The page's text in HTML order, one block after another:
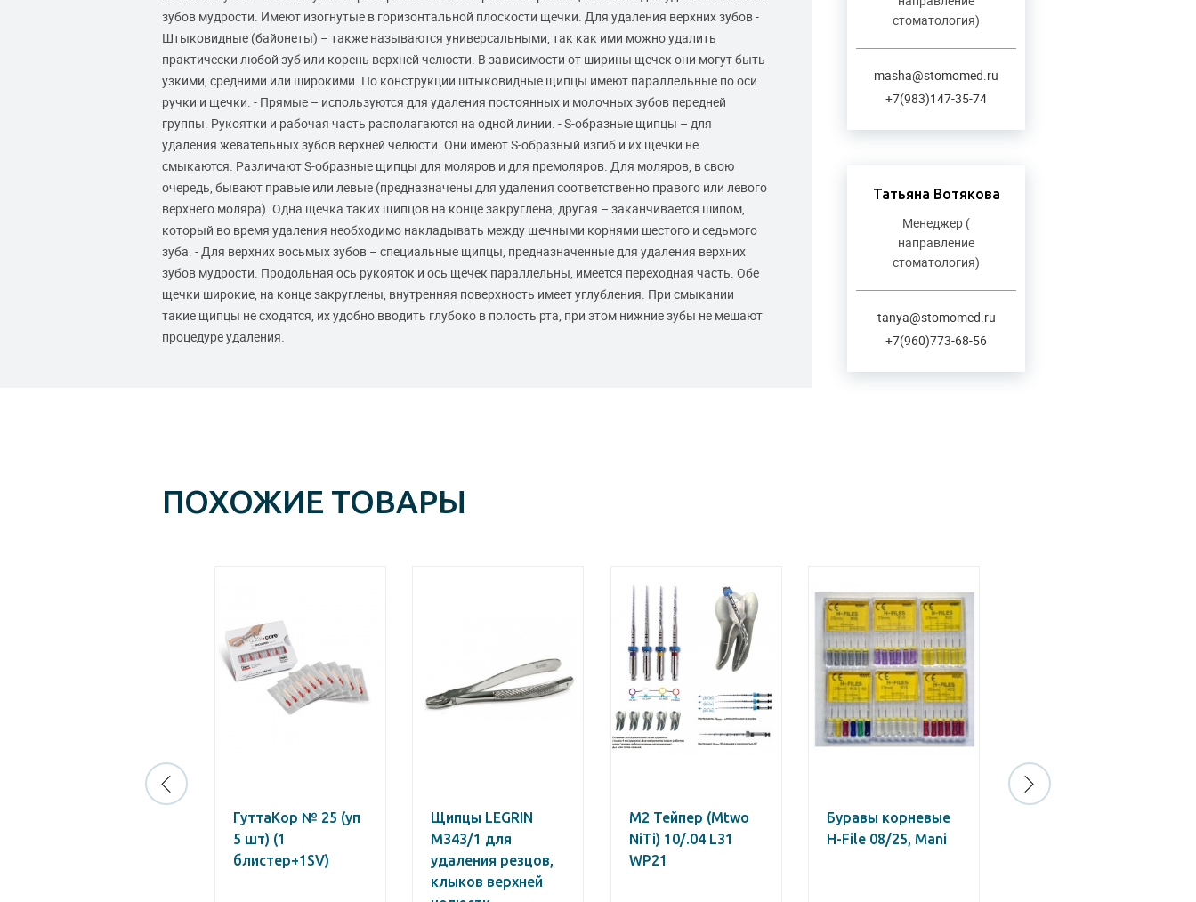
стоматология)
masha@stomomed.ru
+7(983)147-35-74
Татьяна Вотякова
Менеджер (
направление
стоматология)
tanya@stomomed.ru
+7(960)773-68-56
зубов мудрости. Имеют изогнутые в горизонтальной плоскости щечки. Для удаления верхних зубов -
Штыковидные (байонеты) – также называются универсальными, так как ими можно удалить
практически любой зуб или корень верхней челюсти. В зависимости от ширины щечек они могут быть
узкими, средними или широкими. По конструкции штыковидные щипцы имеют параллельные по оси
ручки и щечки. - Прямые – используются для удаления постоянных и молочных зубов передней
группы. Рукоятки и рабочая часть располагаются на одной линии. - S-образные щипцы – для
удаления жевательных зубов верхней челюсти. Они имеют S-образный изгиб и их щечки не
смыкаются. Различают S-образные щипцы для моляров и для премоляров. Для моляров, в свою
очередь, бывают правые или левые (предназначены для удаления соответственно правого или левого
верхнего моляра). Одна щечка таких щипцов на конце закруглена, другая – заканчивается шипом,
который во время удаления необходимо накладывать между щечными корнями шестого и седьмого
зуба. - Для верхних восьмых зубов – специальные щипцы, предназначенные для удаления верхних
зубов мудрости. Продольная ось рукояток и ось щечек параллельны, имеется переходная часть. Обе
щечки широкие, на конце закруглены, внутренняя поверхность имеет углубления. При смыкании
такие щипцы не сходятся, их удобно вводить глубоко в полость рта, при этом нижние зубы не мешают
процедуре удаления.
ПОХОЖИЕ ТОВАРЫ
ГуттаКор № 25 (уп
5 шт) (1
блистер+1SV)
Щипцы LEGRIN
М343/1 для
удаления резцов,
клыков верхней
М2 Тейпер (Mtwo
NiTi) 10/.04 L31
WP21
Буравы корневые
H-File 08/25, Mani